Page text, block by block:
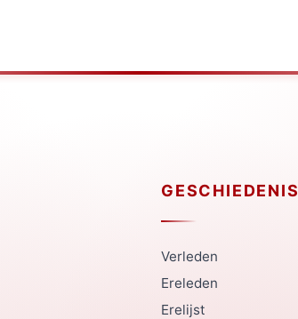
GESCHIEDENIS
Verleden
Ereleden
Erelijst